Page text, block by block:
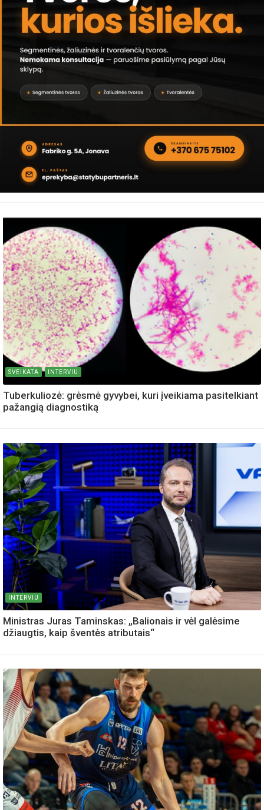
SVEIKATA INTERVIU
Tuberkuliozė: grėsmė gyvybei, kuri įveikiama pasitelkiant
pažangią diagnostiką
INTERVIU
Ministras Juras Taminskas: „Balionais ir vėl galėsime
džiaugtis, kaip šventės atributais“